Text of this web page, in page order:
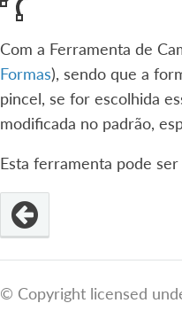
Com a Ferramenta de
Formas), sendo que a
pincel, se for escolhida
modificada no padrão,
Esta ferramenta pode
© Copyright licensed